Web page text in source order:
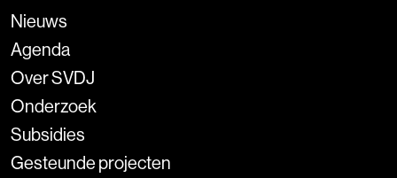
Nieuws
Agenda
Over SVDJ
Onderzoek
Subsidies
Gesteunde projecten